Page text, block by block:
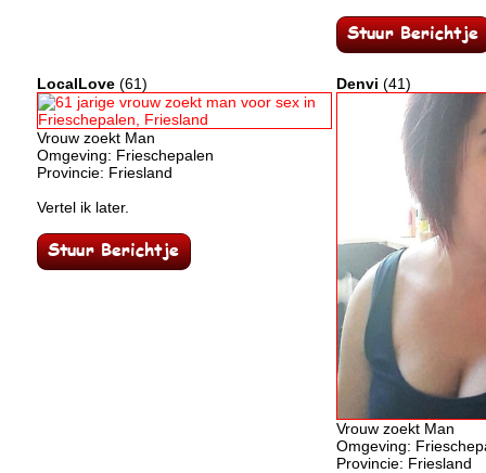
LocalLove (61)
Vrouw zoekt Man
Omgeving: Frieschepalen
Provincie: Friesland
Vertel ik later.
Denvi (41)
Vrouw zoekt Man
Omgeving:
Provincie: Friesland